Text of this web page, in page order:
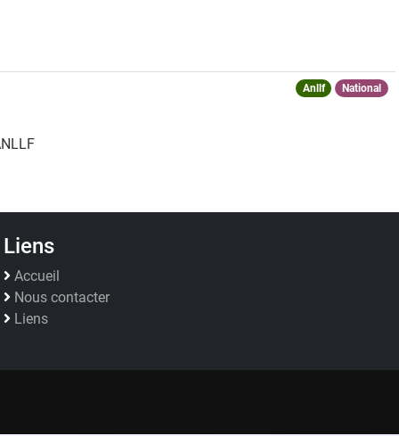
National
Anllf
Liens
Accueil
Nous contacter
Liens